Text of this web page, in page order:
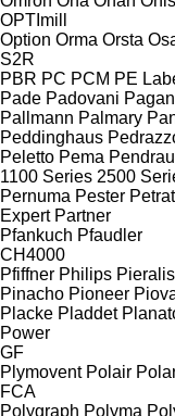
OPTImill
Option Orma Orsta
S2R
PBR PC PCM PE
Pade Padovani
Pallmann Palmary
Peddinghaus
Peletto Pema
1100 Series 2500
Pernuma Pester
Expert Partner
Pfankuch Pfaudler
CH4000
Pfiffner Philips
Pinacho Pioneer
Placke Pladdet
Power
GF
Plymovent Polair
FCA
Polygraph Polyma